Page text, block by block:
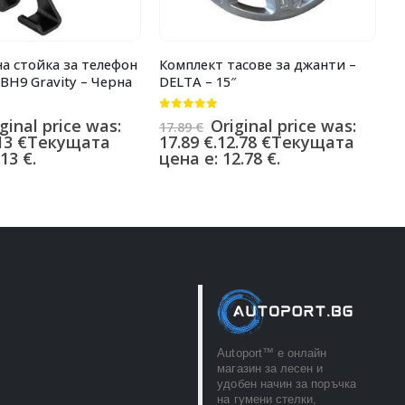
стойка за телефон
BH9 Gravity – Черна
price was:
€Текущата
€.
Комплект тасове за джанти –
DELTA – 15″
17.89€ Original price was:
17.89 €.12.78 €Текущата
цена е: 12.78 €.
Autoport™ e онлайн
магазин за лесен и
удобен начин за поръчка
на гумени стелки,